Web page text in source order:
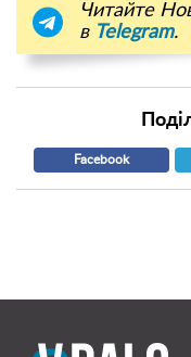
Читайте
в Telegram.
Facebook